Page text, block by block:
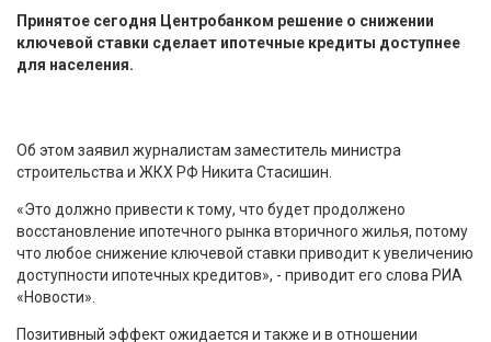
Принятое сегодня Центробанком решение о снижении
ключевой ставки сделает ипотечные кредиты доступнее
для населения.
Об этом заявил журналистам заместитель министра
строительства и ЖКХ РФ Никита Стасишин.
«Это должно привести к тому, что будет продолжено
восстановление ипотечного рынка вторичного жилья, потому
что любое снижение ключевой ставки приводит к увеличению
доступности ипотечных кредитов», - приводит его слова РИА
«Новости».
Позитивный эффект ожидается и также и в отношении